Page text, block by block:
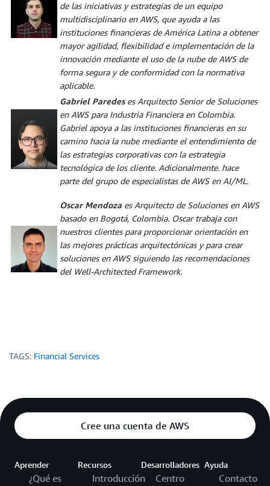
de las iniciativas y estrategias de un equipo
multidisciplinario en AWS, que ayuda a las
instituciones financieras de América Latina a obtener
mayor agilidad, flexibilidad e implementación de la
innovación mediante el uso de la nube de AWS de
forma segura y de conformidad con la normativa
aplicable.
Gabriel Paredeses Arquitecto Senior de Soluciones
en AWS para Industria Financiera en Colombia.
Gabriel apoya a las instituciones financieras en su
camino hacia la nube mediante el entendimiento de
las estrategias corporativas con la estrategia
tecnológica de los cliente. Adicionalmente. hace
parte del grupo de especialistas de AWS en AI/ML.
Oscar Mendoza es Arquitecto de Soluciones en AWS
basado en Bogotá, Colombia. Oscar trabaja con
nuestros clientes para proporcionar orientación en
las mejores prácticas arquitectónicas y para crear
soluciones en AWS siguiendo las recomendaciones
del Well-Architected Framework.
TAGS: Financial Services
Cree una cuenta de AWS
Aprender
¿Qué es
Recursos
Introducción
Desarrolladores
Centro
Ayuda
Contacto